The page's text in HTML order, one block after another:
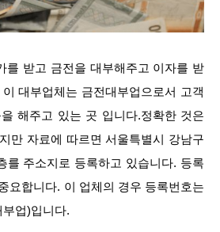
를 받고 금전을 대부해주고 이자를 받
대부업체는 금전대부업으로서 고객
해주고 있는 곳 입니다.정확한 것은
만 자료에 따르면 서울특별시 강남구
를 주소지로 등록하고 있습니다. 등록
요합니다. 이 업체의 경우 등록번호는
부업)입니다.